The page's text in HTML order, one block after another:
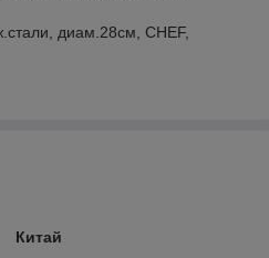
диам.28см, CHEF,
Китай